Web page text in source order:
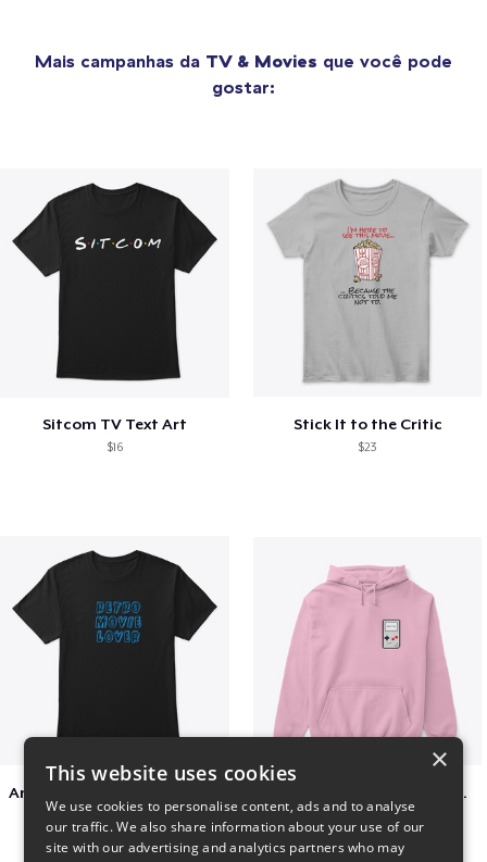
Mais campanhas da TV & Movies que você pode
gostar:
Sitcom TV Text Art
$16
Stick It to the Critic
$23
$25
Persian Cat watching Cats TV
$7
×
This website uses cookies
We use cookies to personalise content, ads and to analyse
our traffic. We also share information about your use of our
site with our advertising and analytics partners who may